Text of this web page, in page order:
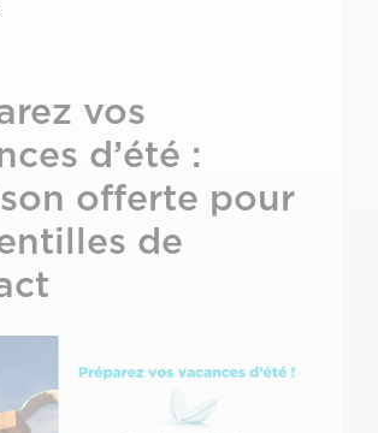
vos
d’été :
offerte pour
de